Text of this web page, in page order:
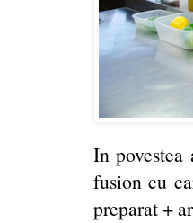
In
fusion cu
preparat +